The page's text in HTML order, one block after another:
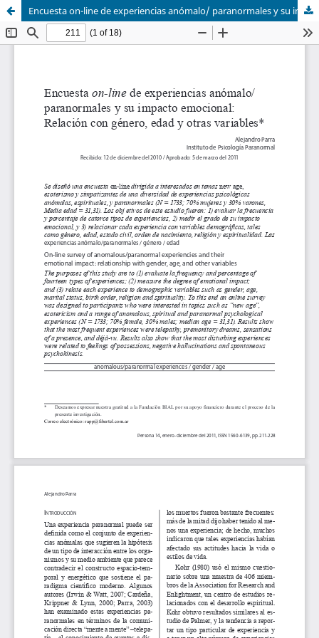
Encuesta on-line de experiencias anómalo/ paranormales y su impacto emocional: Relación con género, edad y otras variables